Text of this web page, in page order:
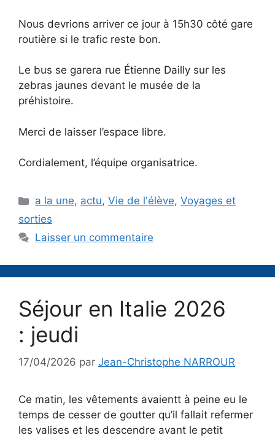
Nous devrions arriver ce jour à 15h30 côté gare
routière si le trafic reste bon.
Le bus se garera rue Étienne Dailly sur les
zebras jaunes devant le musée de la
préhistoire.
Merci de laisser l’espace libre.
Cordialement, l’équipe organisatrice.
Catégories
a la une, actu,Vie de l'élève,Voyages et
sorties
Laisser un commentaire
Séjour en Italie 2026
: jeudi
17/04/2026 par Jean-Christophe NARROUR
Ce matin, les vêtements avaientt à peine eu le
temps de cesser de goutter qu’il fallait refermer
les valises et les descendre avant le petit